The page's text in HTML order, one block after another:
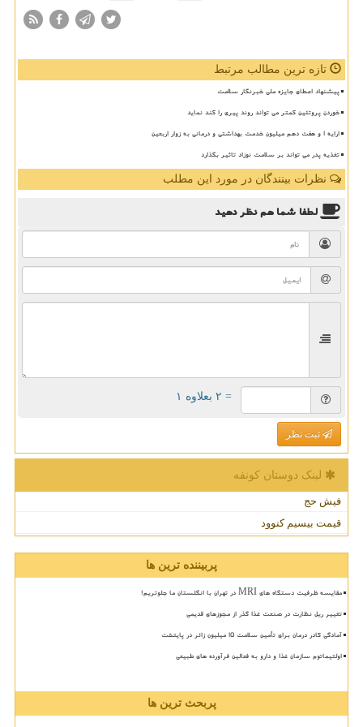
تازه ترین مطالب مرتبط
پیشنهاد اعطای جایزه ملی خبرنگار سلامت
خوردن پروتئین کمتر می تواند روند پیری را کند نماید
ارایه ۱ و هفت دهم میلیون خدمت بهداشتی و درمانی به زوار اربعین
تغذیه پدر می تواند بر سلامت نوزاد تاثیر بگذارد
نظرات بینندگان در مورد این مطلب
لطفا شما همنظر دهید
= ۲ بعلاوه ۱
ثبت نظر
لینک دوستان كونفه
فیش حج
قیمت بیسیم کنوود
پربیننده ترین ها
مقایسه ظرفیت دستگاه های MRI در تهران با انگلستان ما جلوتریم!
تغییر ریل نظارت در صنعت غذا گذر از مجوزهای قدیمی
آمادگی کادر درمان برای تأمین سلامت 15 میلیون زائر در پایتخت
اولتیماتوم سازمان غذا و دارو به فعالین فرآورده های طبیعی
پربحث ترین ها